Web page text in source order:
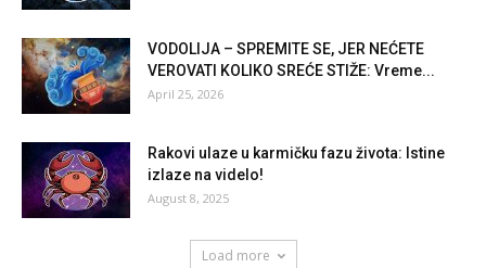
VODOLIJA – SPREMITE SE, JER NEĆETE
VEROVATI KOLIKO SREĆE STIŽE: Vreme...
April 25, 2026
Rakovi ulaze u karmičku fazu života: Istine
izlaze na videlo!
August 8, 2025
Load more